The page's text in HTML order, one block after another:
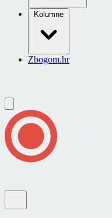
Kolumne
Zbogom.hr